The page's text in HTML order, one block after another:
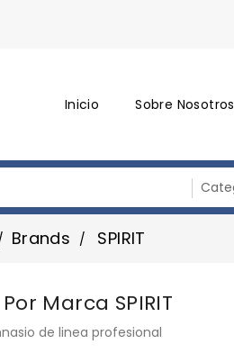
Inicio Sobre Nosotros
Brands SPIRIT
Marca SPIRIT
de linea profesional